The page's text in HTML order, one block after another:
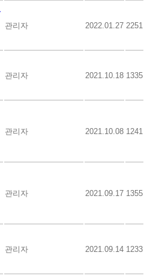
관리자 2022.01.27 2251
관리자 2021.10.18 1335
관리자 2021.10.08 1241
관리자 2021.09.17 1355
관리자 2021.09.14 1233